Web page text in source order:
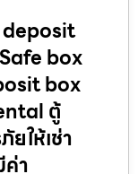
deposit
box
box
ตู้
ให้เช่า
า